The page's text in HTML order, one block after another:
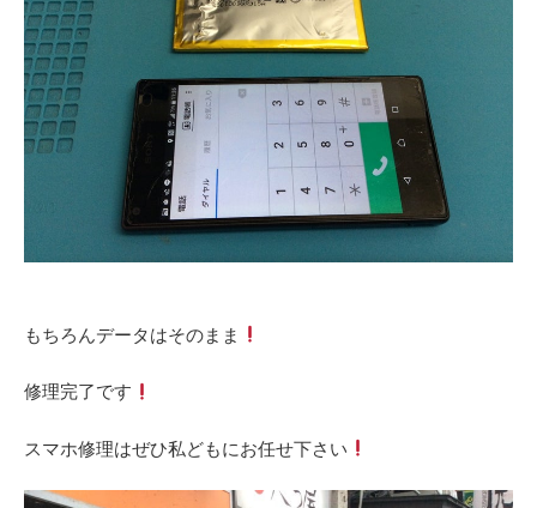
もちろんデータはそのまま
修理完了です
スマホ修理はぜひ私どもにお任せ下さい